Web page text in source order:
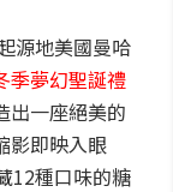
源地美國曼哈
季夢幻聖誕禮
出一座絕美的
影即映入眼
12種口味的糖